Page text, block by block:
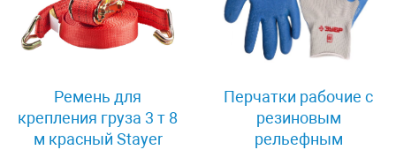
Ремень для
крепления груза 3 т 8
м красный Stayer
Перчатки рабочие с
резиновым
рельефным